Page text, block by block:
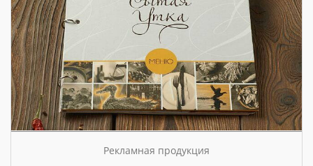
Рекламная продукция